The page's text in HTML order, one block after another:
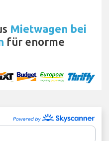
Mietwagen bei
für enorme